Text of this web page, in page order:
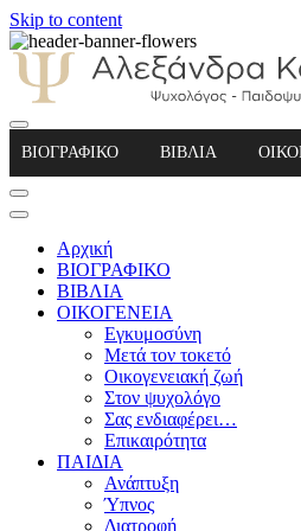
Skip to content
Αλεξάνδρα Καππάτου
ΒΙΟΓΡΑΦΙΚΟ ΒΙΒΛΙΑ
Αρχική
ΒΙΟΓΡΑΦΙΚΟ
ΒΙΒΛΙΑ
ΟΙΚΟΓΕΝΕΙΑ
Εγκυμοσύνη
Μετά τον τοκετό
Οικογενειακή ζωή
Στον ψυχολόγο
Σας ενδιαφέρει…
Επικαιρότητα
ΠΑΙΔΙΑ
Ανάπτυξη
Ύπνος
Διατροφή